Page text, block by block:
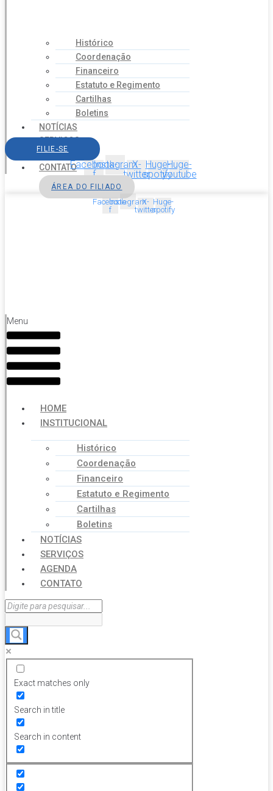
Histórico
Coordenação
Financeiro
Estatuto e Regimento
Cartilhas
Boletins
NOTÍCIAS
SERVIÇOS
AGENDA
CONTATO
FILIE-SE
Facebook-
f
InstagramX-
twitter
Huge-
spotify
Huge-
youtube
ÁREA DO FILIADO
Facebook-
f
InstagramX-
twitter
Huge-
spotify
Menu
HOME
INSTITUCIONAL
Histórico
Coordenação
Financeiro
Estatuto e Regimento
Cartilhas
Boletins
NOTÍCIAS
SERVIÇOS
AGENDA
CONTATO
Exact matches only
Search in title
Search in content